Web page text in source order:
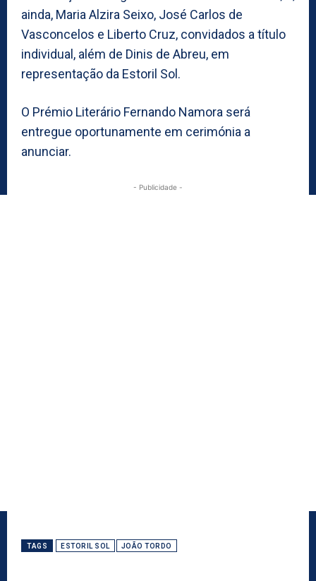
ainda, Maria Alzira Seixo, José Carlos de
Vasconcelos e Liberto Cruz, convidados a título
individual, além de Dinis de Abreu, em
representação da Estoril Sol.
O Prémio Literário Fernando Namora será
entregue oportunamente em cerimónia a
anunciar.
- Publicidade -
TAGS ESTORIL SOL JOÃO TORDO